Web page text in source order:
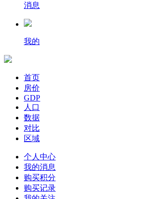
消息
我的
首页
房价
GDP
人口
数据
对比
区域
个人中心
我的消息
购买积分
购买记录